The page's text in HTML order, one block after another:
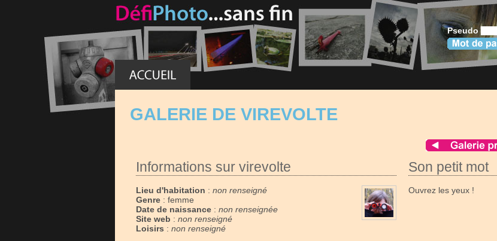
Pseudo
GALERIE DE VIREVOLTE
Informations sur virevolte
Lieu d'habitation : non renseigné
Genre : femme
Date de naissance : non renseignée
Site web : non renseigné
Loisirs : non renseigné
Son petit mot
Ouvrez les yeux !